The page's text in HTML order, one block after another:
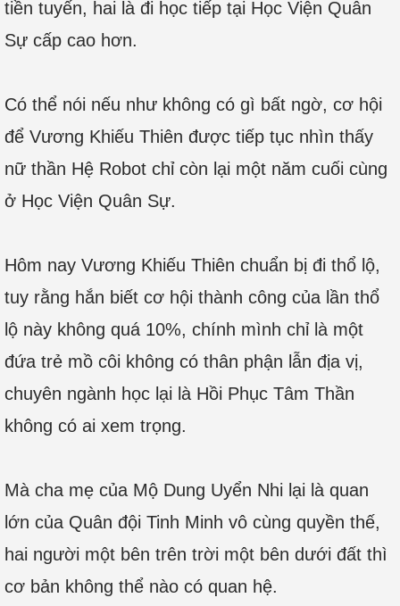
tiền tuyến, hai là đi học tiếp tại Học Viện Quân
Sự cấp cao hơn.
Có thể nói nếu như không có gì bất ngờ, cơ hội
để Vương Khiếu Thiên được tiếp tục nhìn thấy
nữ thần Hệ Robot chỉ còn lại một năm cuối cùng
ở Học Viện Quân Sự.
Hôm nay Vương Khiếu Thiên chuẩn bị đi thổ lộ,
tuy rằng hắn biết cơ hội thành công của lần thổ
lộ này không quá 10%, chính mình chỉ là một
đứa trẻ mồ côi không có thân phận lẫn địa vị,
chuyên ngành học lại là Hồi Phục Tâm Thần
không có ai xem trọng.
Mà cha mẹ của Mộ Dung Uyển Nhi lại là quan
lớn của Quân đội Tinh Minh vô cùng quyền thế,
hai người một bên trên trời một bên dưới đất thì
cơ bản không thể nào có quan hệ.